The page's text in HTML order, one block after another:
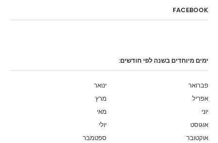
FACEBOOK
ימים מיוחדים בשנה לפי חודשים:
ינואר
פברואר
מרץ
אפריל
מאי
יוני
יולי
אוגוסט
ספטמבר
אוקטובר